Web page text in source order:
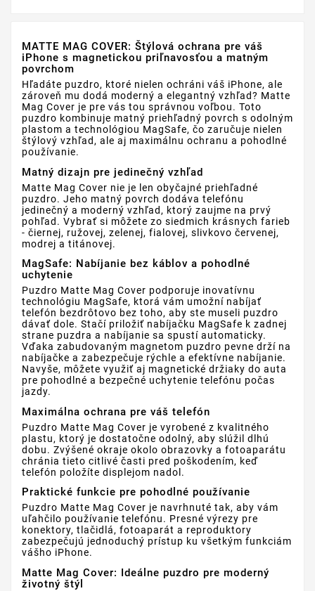
MATTE MAG COVER: Štýlová ochrana pre váš
iPhone s magnetickou priľnavosťou a matným
povrchom
Hľadáte puzdro, ktoré nielen ochráni váš iPhone, ale
zároveň mu dodá moderný a elegantný vzhľad? Matte
Mag Cover je pre vás tou správnou voľbou. Toto
puzdro kombinuje matný priehľadný povrch s odolným
plastom a technológiou MagSafe, čo zaručuje nielen
štýlový vzhľad, ale aj maximálnu ochranu a pohodlné
používanie.
Matný dizajn pre jedinečný vzhľad
Matte Mag Cover nie je len obyčajné priehľadné
puzdro. Jeho matný povrch dodáva telefónu
jedinečný a moderný vzhľad, ktorý zaujme na prvý
pohľad. Vybrať si môžete zo siedmich krásnych farieb
- čiernej, ružovej, zelenej, fialovej, slivkovo červenej,
modrej a titánovej.
MagSafe: Nabíjanie bez káblov a pohodlné
uchytenie
Puzdro Matte Mag Cover podporuje inovatívnu
technológiu MagSafe, ktorá vám umožní nabíjať
telefón bezdrôtovo bez toho, aby ste museli puzdro
dávať dole. Stačí priložiť nabíjačku MagSafe k zadnej
strane puzdra a nabíjanie sa spustí automaticky.
Vďaka zabudovaným magnetom puzdro pevne drží na
nabíjačke a zabezpečuje rýchle a efektívne nabíjanie.
Navyše, môžete využiť aj magnetické držiaky do auta
pre pohodlné a bezpečné uchytenie telefónu počas
jazdy.
Maximálna ochrana pre váš telefón
Puzdro Matte Mag Cover je vyrobené z kvalitného
plastu, ktorý je dostatočne odolný, aby slúžil dlhú
dobu. Zvýšené okraje okolo obrazovky a fotoaparátu
chránia tieto citlivé časti pred poškodením, keď
telefón položíte displejom nadol.
Praktické funkcie pre pohodlné používanie
Puzdro Matte Mag Cover je navrhnuté tak, aby vám
uľahčilo používanie telefónu. Presné výrezy pre
konektory, tlačidlá, fotoaparát a reproduktory
zabezpečujú jednoduchý prístup ku všetkým funkciám
vášho iPhone.
Matte Mag Cover: Ideálne puzdro pre moderný
životný štýl